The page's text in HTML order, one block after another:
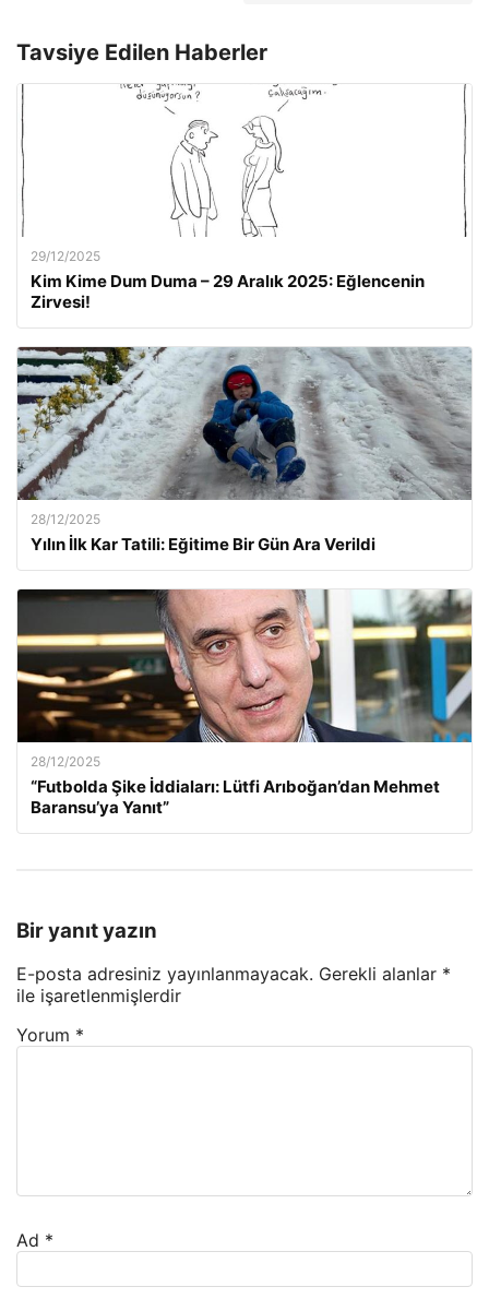
Tavsiye Edilen Haberler
29/12/2025
Kim Kime Dum Duma – 29 Aralık 2025: Eğlencenin
Zirvesi!
28/12/2025
Yılın İlk Kar Tatili: Eğitime Bir Gün Ara Verildi
28/12/2025
“Futbolda Şike İddiaları: Lütfi Arıboğan’dan Mehmet
Baransu’ya Yanıt”
Bir yanıt yazın
E-posta adresiniz yayınlanmayacak. Gerekli alanlar *
ile işaretlenmişlerdir
Yorum *
Ad *